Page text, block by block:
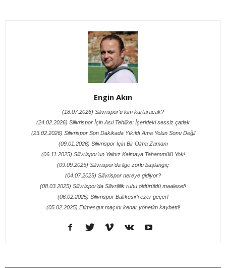
Engin Akın
(18.07.2026) Silivrispor'u kim kurtaracak?
(24.02.2026) Silivrispor İçin Asıl Tehlike: İçerideki sessiz çatlak
(23.02.2026) Silivrispor Son Dakikada Yıkıldı Ama Yolun Sonu Değil
(09.01.2026) Silivrispor İçin Bir Olma Zamanı
(06.11.2025) Silivrispor’un Yalnız Kalmaya Tahammülü Yok!
(09.09.2025) Silivrispor’da lige zorlu başlangıç
(04.07.2025) Silivrispor nereye gidiyor?
(08.03.2025) Silivrispor’da Silivrililik ruhu öldürüldü maalesef!
(06.02.2025) Silivrispor Balıkesir'i ezer geçer!
(05.02.2025) Etimesgut maçını kenar yönetim kaybetti!